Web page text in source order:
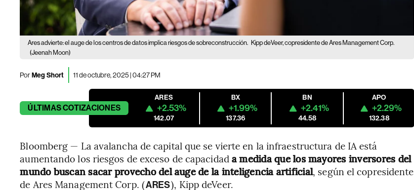
Ares advierte: el auge de los centros de datos implica riesgos de sobreconstrucción. Kipp deVeer, copresidente de Ares Management Corp.
(Jeenah Moon)
PorMeg Short 11 de octubre, 2025 | 04:27 PM
ÚLTIMASCOTIZACIONES
ARES
+2.53%
142.07
BX
+1.99%
137.36
BN
+2.41%
44.58
APO
+2.29%
132.38
Bloomberg — La avalancha de capital que se vierte en la infraestructura de IA está
aumentando los riesgos de exceso de capacidad a medida que los mayores inversores del
mundo buscan sacar provecho del auge de la inteligencia artificial, según el copresidente
de Ares Management Corp. (ARES), Kipp deVeer.